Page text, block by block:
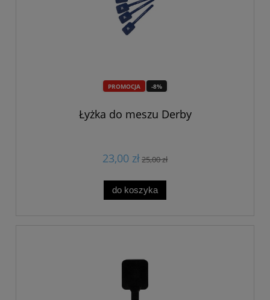
PROMOCJA -8%
Łyżka do meszu Derby
23,00 zł25,00 zł
do koszyka